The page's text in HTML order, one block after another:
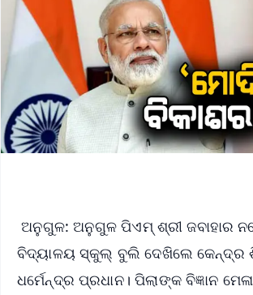
ଅନୁଗୁଳ: ଅନୁଗୁଳ ପିଏମ୍ ଶ୍ରୀ ଜବାହାର
ବିଦ୍ୟାଳୟ ସ୍କୁଲ୍ ବୁଲି ଦେଖିଲେ କେନ୍ଦ୍ର
ଧର୍ମେନ୍ଦ୍ର ପ୍ରଧାନ। ପିଲାଙ୍କ ବିଜ୍ଞାନ